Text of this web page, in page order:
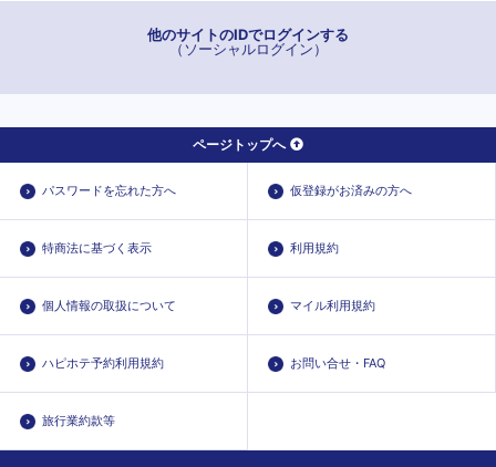
他のサイトのIDでログインする
（ソーシャルログイン）
ページトップへ
パスワードを忘れた方へ 仮登録がお済みの方へ
特商法に基づく表示 利用規約
個人情報の取扱について マイル利用規約
ハピホテ予約利用規約 お問い合せ・FAQ
旅行業約款等